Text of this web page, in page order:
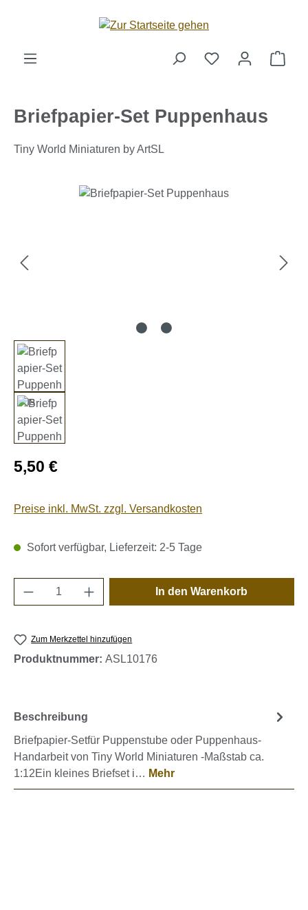
Zum Hauptinhalt springen
Briefpapier-Set Puppenhaus
Tiny World Miniaturen by ArtSL
Bildergalerie überspringen
Regulärer Preis:
5,50 €
Preise inkl. MwSt. zzgl. Versandkosten
Sofort verfügbar, Lieferzeit: 2-5 Tage
Produkt Anzahl: Gib den gewünschten
In den Warenkorb
Zum Merkzettel hinzufügen
Produktnummer: ASL10176
Beschreibung
Briefpapier-Setfür Puppenstube oder Puppenhaus-
Handarbeit von Tiny World Miniaturen -Maßstab ca.
1:12Ein kleines Briefset i… Mehr